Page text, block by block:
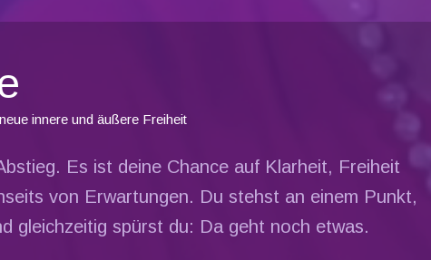
innere und äußere Freiheit
Es ist deine Chance auf Klarheit, Freiheit
von Erwartungen. Du stehst an einem Punkt,
gleichzeitig spürst du: Da geht noch etwas.